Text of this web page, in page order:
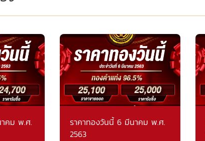
คม พ.ศ.
ราคาทองวันนี้ 6 มีนาคม พ.ศ.
2563